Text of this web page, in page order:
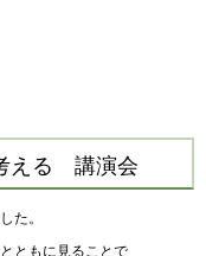
える 講演会
た。
ともに見ることで